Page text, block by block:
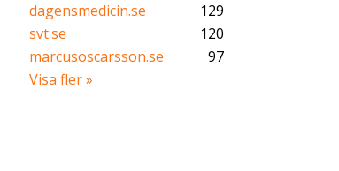
dagensmedicin.se
129
svt.se
120
marcusoscarsson.se
97
Visa fler »